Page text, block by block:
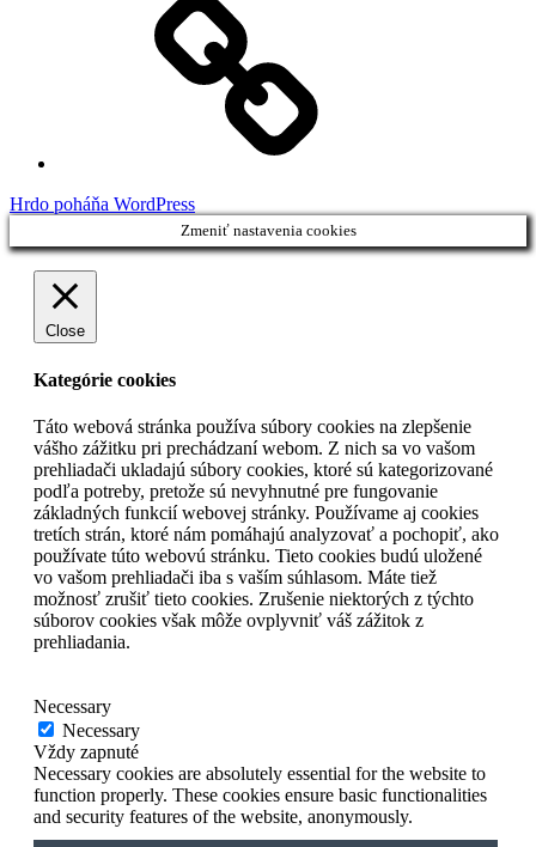
Hrdo poháňa WordPress
Zmeniť nastavenia cookies
Close
Kategórie cookies
Táto webová stránka používa súbory cookies na zlepšenie
vášho zážitku pri prechádzaní webom. Z nich sa vo vašom
prehliadači ukladajú súbory cookies, ktoré sú kategorizované
podľa potreby, pretože sú nevyhnutné pre fungovanie
základných funkcií webovej stránky. Používame aj cookies
tretích strán, ktoré nám pomáhajú analyzovať a pochopiť, ako
používate túto webovú stránku. Tieto cookies budú uložené
vo vašom prehliadači iba s vaším súhlasom. Máte tiež
možnosť zrušiť tieto cookies. Zrušenie niektorých z týchto
súborov cookies však môže ovplyvniť váš zážitok z
prehliadania.
Necessary
Necessary
Vždy zapnuté
Necessary cookies are absolutely essential for the website to
function properly. These cookies ensure basic functionalities
and security features of the website, anonymously.